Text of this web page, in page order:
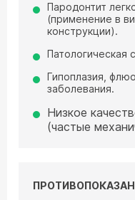
Пародонтит
(применение в
конструкции).
Патологическая
Гипоплазия,
заболевания.
Низкое
(частые